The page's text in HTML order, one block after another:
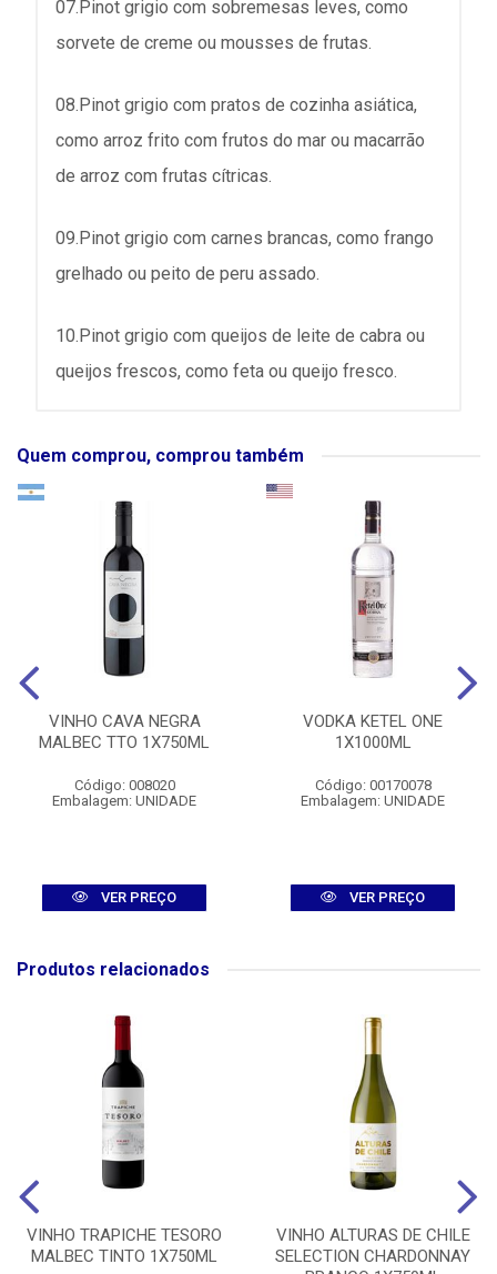
07.Pinot grigio com sobremesas leves, como
sorvete de creme ou mousses de frutas.
08.Pinot grigio com pratos de cozinha asiática,
como arroz frito com frutos do mar ou macarrão
de arroz com frutas cítricas.
09.Pinot grigio com carnes brancas, como frango
grelhado ou peito de peru assado.
10.Pinot grigio com queijos de leite de cabra ou
queijos frescos, como feta ou queijo fresco.
Quem comprou, comprou também
VINHO CAVA NEGRA
MALBEC TTO 1X750ML
Código: 008020
Embalagem: UNIDADE
VER PREÇO
VODKA KETEL ONE
1X1000ML
Código: 00170078
Embalagem: UNIDADE
VER PREÇO
Produtos relacionados
VINHO TRAPICHE TESORO
MALBEC TINTO 1X750ML
VINHO ALTURAS DE CHILE
SELECTION CHARDONNAY